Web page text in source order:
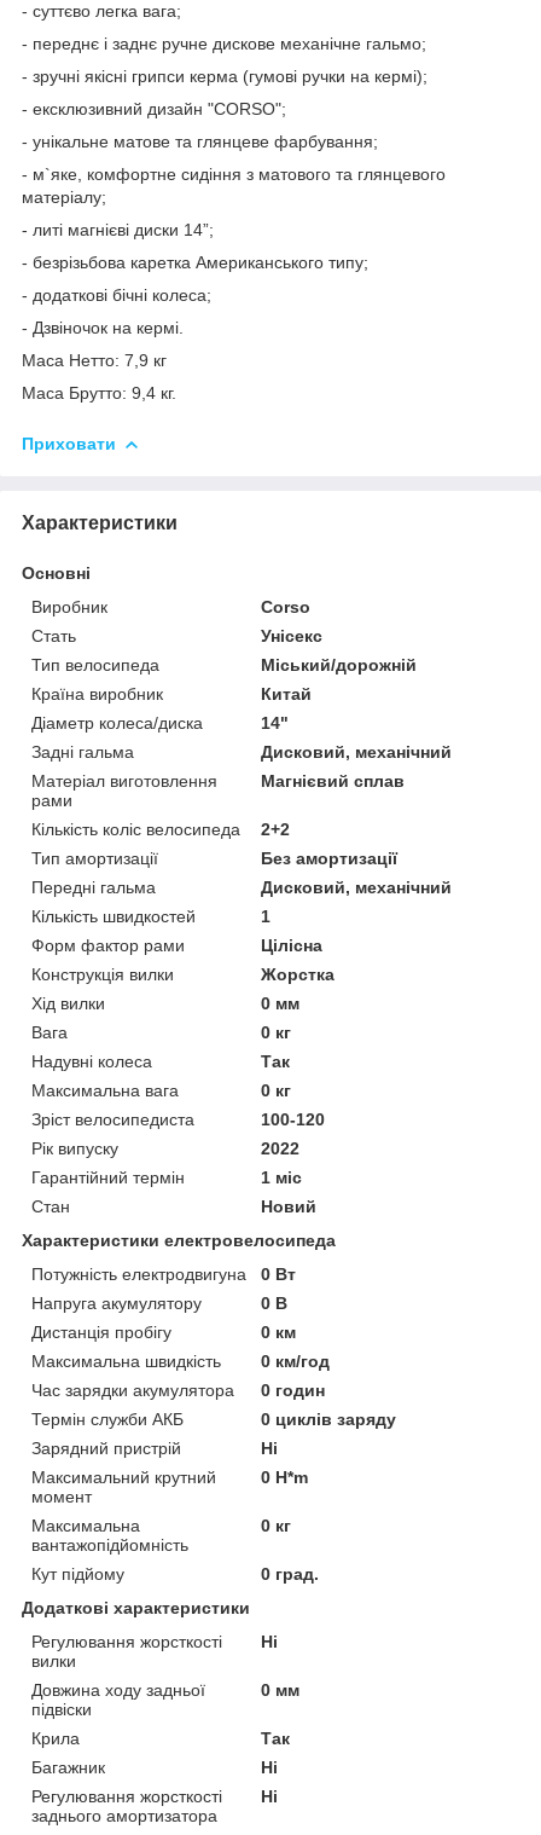
- суттєво легка вага;
- переднє і заднє ручне дискове механічне гальмо;
- зручні якісні грипси керма (гумові ручки на кермі);
- ексклюзивний дизайн "CORSO";
- унікальне матове та глянцеве фарбування;
- м`яке, комфортне сидіння з матового та глянцевого
матеріалу;
- литі магнієві диски 14”;
- безрізьбова каретка Американського типу;
- додаткові бічні колеса;
- Дзвіночок на кермі.
Маса Нетто: 7,9 кг
Маса Брутто: 9,4 кг.
Приховати
Характеристики
Основні
Виробник
Corso
Стать
Унісекс
Тип велосипеда
Міський/дорожній
Країна виробник
Китай
Діаметр колеса/диска
14"
Задні гальма
Дисковий, механічний
Матеріал виготовлення
рами
Магнієвий сплав
Кількість коліс велосипеда
2+2
Тип амортизації
Без амортизації
Передні гальма
Дисковий, механічний
Кількість швидкостей
1
Форм фактор рами
Цілісна
Конструкція вилки
Жорстка
Хід вилки
0 мм
Вага
0 кг
Надувні колеса
Так
Максимальна вага
0 кг
Зріст велосипедиста
100-120
Рік випуску
2022
Гарантійний термін
1 міс
Стан
Новий
Характеристики електровелосипеда
Потужність електродвигуна
0 Вт
Напруга акумулятору
0 В
Дистанція пробігу
0 км
Максимальна швидкість
0 км/год
Час зарядки акумулятора
0 годин
Термін служби АКБ
0 циклів заряду
Зарядний пристрій
Ні
Максимальний крутний
момент
0 H*m
Максимальна
вантажопідйомність
0 кг
Кут підйому
0 град.
Додаткові характеристики
Регулювання жорсткості
вилки
Ні
Довжина ходу задньої
підвіски
0 мм
Крила
Так
Багажник
Ні
Регулювання жорсткості
заднього амортизатора
Ні